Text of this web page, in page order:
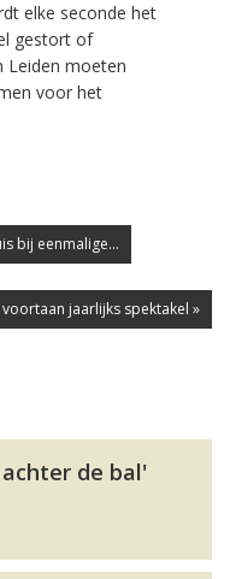
elke seconde het
gestort of
Leiden moeten
voor het
bij eenmalige...
jaarlijks spektakel »
de bal'